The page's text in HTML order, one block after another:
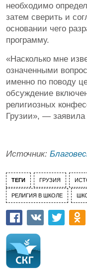
необходимо
затем сверить и
основании чего
программу.
«Насколько мне
означенными
именно по поводу
обсуждение
религиозных
Грузии», — заявила
Источник:
ТЕГИ ГРУЗИЯ
РЕЛИГИЯ В ШКОЛЕ